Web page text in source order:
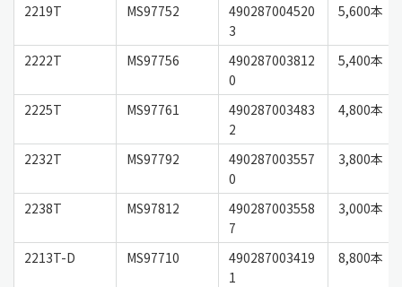
2219T MS97752
490287004520
3
5,600本
2222T MS97756
490287003812
0
5,400本
2225T MS97761
490287003483
2
4,800本
2232T MS97792
490287003557
0
3,800本
2238T MS97812
490287003558
7
3,000本
2213T-D MS97710
490287003419
1
8,800本